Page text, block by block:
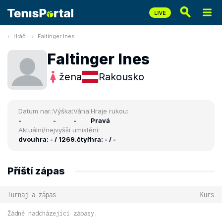
Hráči Faltinger Ines
Faltinger Ines
žena Rakousko
Datum nar.:
-
Výška:
-
Váha:
-
Hraje rukou:
Pravá
Aktuální/nejvyšší umístění:
dvouhra: - / 1269.čtyřhra: - / -
Příští zápas
Turnaj a zápas Kurs
Žádné nadcházející zápasy.